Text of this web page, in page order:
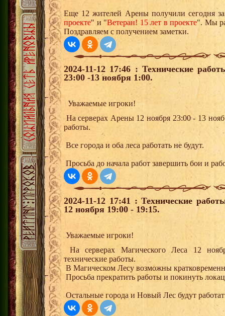
Еще 12 жителей Арены получили сегодня
проекте" и "Ветеран! 15 лет в проекте". Мы
Поздравляем с получением заметки.
2024-11-12 17:46 : Технические
23:00 -13 ноября 1:00.
Уважаемые игроки!
На серверах Арены 12 ноября 23:00 - 13
работы.
Все города и оба леса работать не будут.
Просьба до начала работ завершить бои и
2024-11-12 17:41 : Технические
12 ноября 19:00 - 19:15.
Уважаемые игроки!
На серверах Магического Леса 12
технические работы.
В Магическом Лесу возможны
Просьба прекратить работы и покинуть
Остальные города и Новый Лес будут